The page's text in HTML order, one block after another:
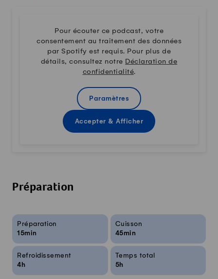
Pour écouter ce podcast, votre
consentement au traitement des données
par Spotify est requis. Pour plus de
détails, consultez notre Déclaration de
confidentialité.
Paramètres
Accepter & Afficher
Préparation
Infos sur la recette
Préparation
15min
Cuisson
45min
Refroidissement
4h
Temps total
5h